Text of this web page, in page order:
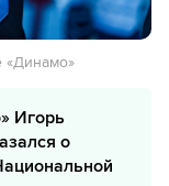
«Динамо»
Игорь
о